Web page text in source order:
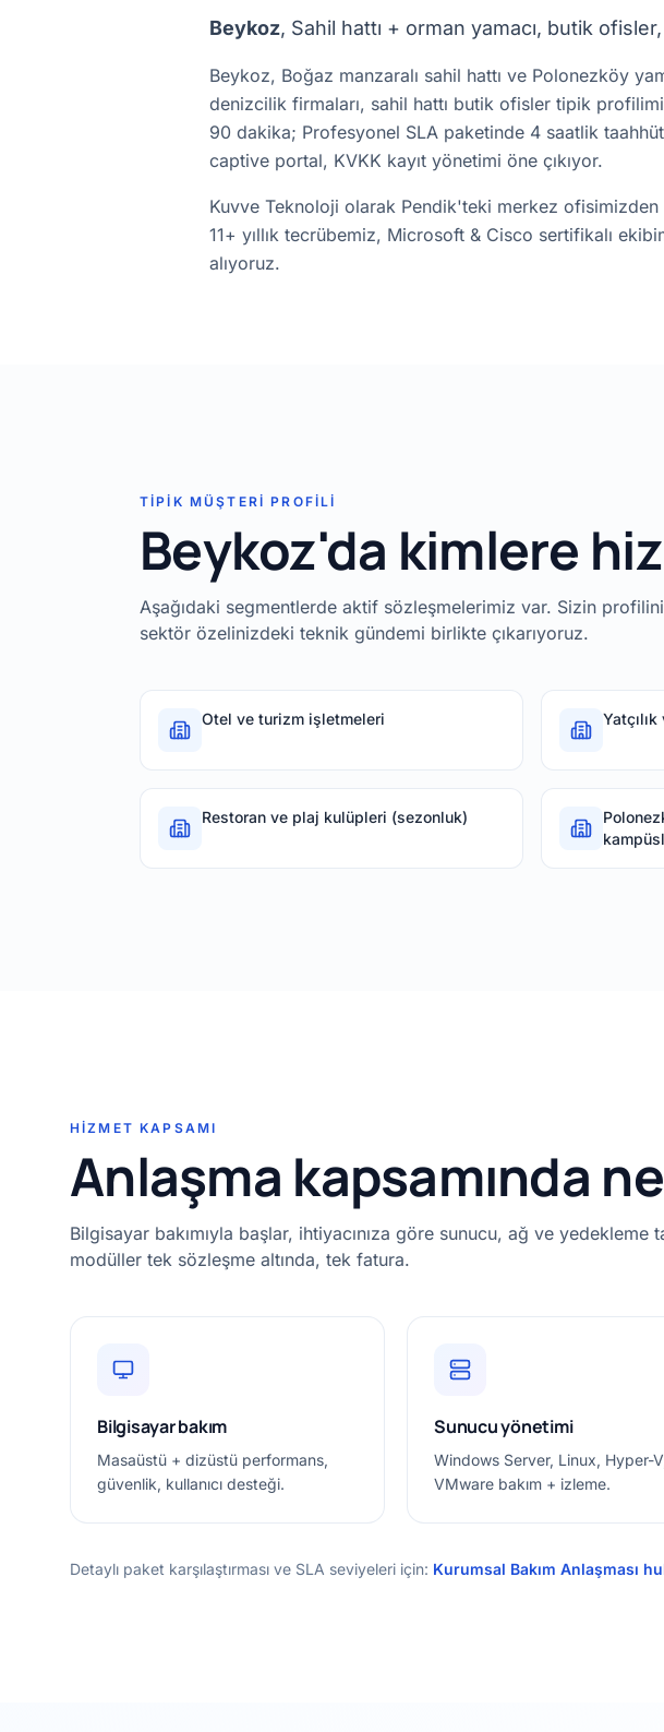
Beykoz, Sahil hattı + orman yamacı, butik
Beykoz, Boğaz manzaralı sahil hattı ve Polonezköy
denizcilik firmaları, sahil hattı butik ofisler tipik
90 dakika; Profesyonel SLA paketinde 4 saatlik
captive portal, KVKK kayıt yönetimi öne çıkıyor.
Kuvve Teknoloji olarak Pendik'teki merkez ofisimizden
11+ yıllık tecrübemiz, Microsoft & Cisco sertifikalı
alıyoruz.
TIPIK MÜŞTERI PROFILI
Beykoz'da kimlere
Aşağıdaki segmentlerde aktif sözleşmelerimiz var. Sizin
sektör özelinizdeki teknik gündemi birlikte çıkarıyoruz.
Otel ve turizm işletmeleri
Restoran ve plaj kulüpleri (sezonluk)
HIZMET KAPSAMI
Anlaşma kapsamında
Bilgisayar bakımıyla başlar, ihtiyacınıza göre sunucu, ağ ve yedekleme
modüller tek sözleşme altında, tek fatura.
Bilgisayar bakım
Masaüstü + dizüstü performans,
güvenlik, kullanıcı desteği.
Sunucu yönetimi
Windows Server, Linux, Hyper-
VMware bakım + izleme.
Detaylı paket karşılaştırması ve SLA seviyeleri için: Kurumsal Bakım Anlaşması